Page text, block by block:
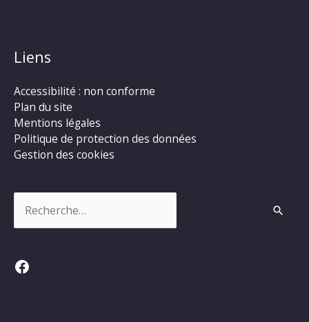
Liens
Accessibilité : non conforme
Plan du site
Mentions légales
Politique de protection des données
Gestion des cookies
Facebook